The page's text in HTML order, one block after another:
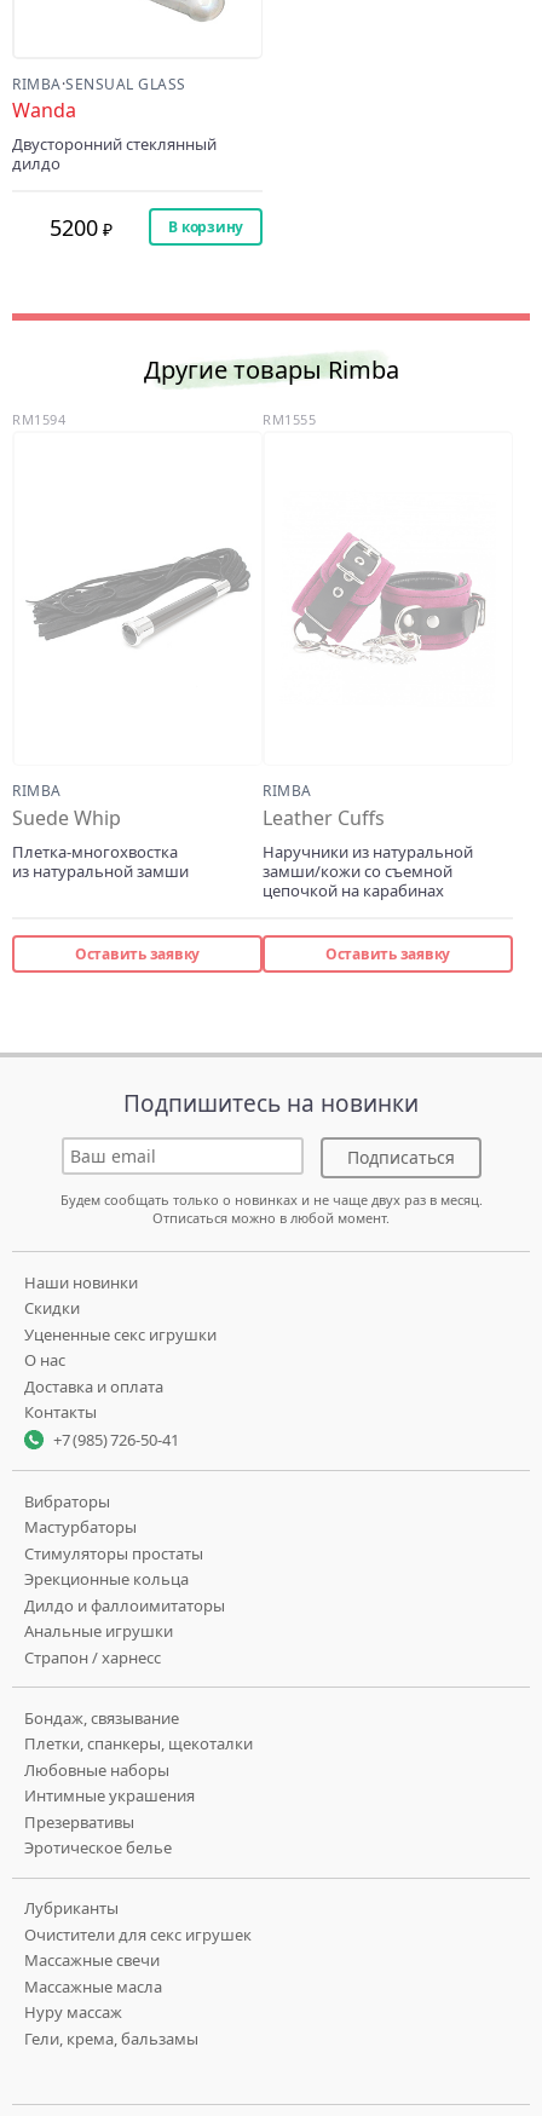
RIMBA·SENSUAL GLASS
Wanda
Двусторонний стеклянный
дилдо
5200 В корзину
Другие товары Rimba
RIMBA
Suede Whip
Плетка-многохвостка
из натуральной замши
RM1594
Оставить заявку
RIMBA
Leather Cuffs
Наручники из натуральной
замши/кожи со съемной
цепочкой на карабинах
RM1555
Оставить заявку
Подпишитесь на новинки
Подписаться
Будем сообщать только о новинках и не чаще двух раз в месяц.
Отписаться можно в любой момент.
Наши новинки
Скидки
Уцененные секс игрушки
О нас
Доставка и оплата
Контакты
+7 (985) 726-50-41
Вибраторы
Мастурбаторы
Стимуляторы простаты
Эрекционные кольца
Дилдо и фаллоимитаторы
Анальные игрушки
Страпон / харнесс
Бондаж, связывание
Плетки, спанкеры, щекоталки
Любовные наборы
Интимные украшения
Презервативы
Эротическое белье
Лубриканты
Очистители для секс игрушек
Массажные свечи
Массажные масла
Нуру массаж
Гели, крема, бальзамы